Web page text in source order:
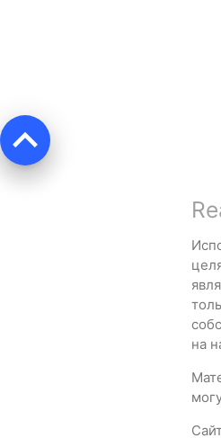
keyboard_arrow_up
на